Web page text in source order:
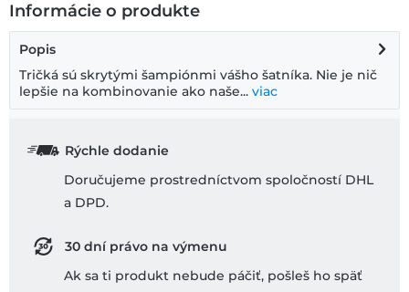
Informácie o produkte
Popis
Tričká sú skrytými šampiónmi vášho šatníka. Nie je nič
lepšie na kombinovanie ako naše... viac
Rýchle dodanie
Doručujeme prostredníctvom spoločností DHL
a DPD.
30 dní právo na výmenu
Ak sa ti produkt nebude páčiť, pošleš ho späť